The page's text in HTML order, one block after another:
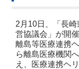
2月10日、「長
営協議会」が開
離島等医療連携
ら離島医療機関
え、医療連携ヘ